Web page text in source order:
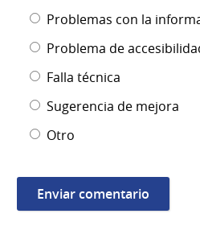
Problemas con la
Problema de
Falla técnica
Sugerencia de mejora
Otro